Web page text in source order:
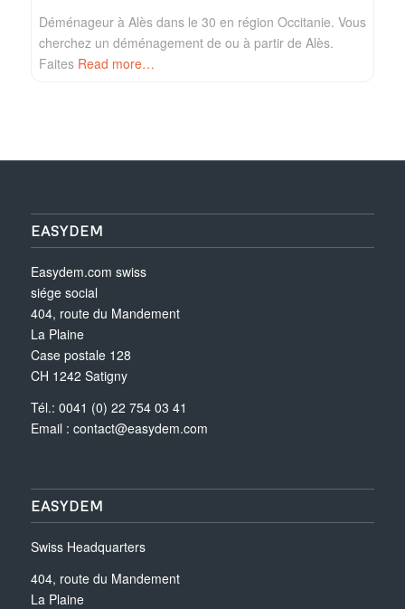
Déménageur à Alès dans le 30 en région Occitanie. Vous
cherchez un déménagement de ou à partir de Alès.
Faites Read more…
EASYDEM
Easydem.com swiss
siége social
404, route du Mandement
La Plaine
Case postale 128
CH 1242 Satigny
Tél.: 0041 (0) 22 754 03 41
Email : contact@easydem.com
EASYDEM
Swiss Headquarters
404, route du Mandement
La Plaine